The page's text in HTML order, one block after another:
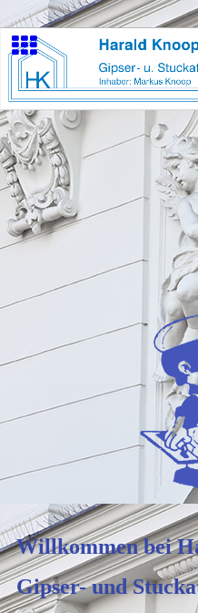
Willkommen bei
Gipser- und